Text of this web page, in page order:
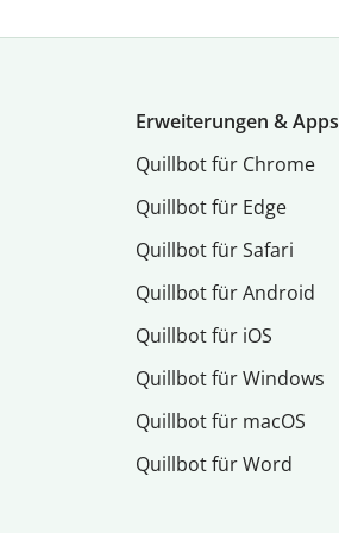
Erweiterungen & Apps
Quillbot für Chrome
Quillbot für Edge
Quillbot für Safari
Quillbot für Android
Quillbot für iOS
Quillbot für Windows
Quillbot für macOS
Quillbot für Word